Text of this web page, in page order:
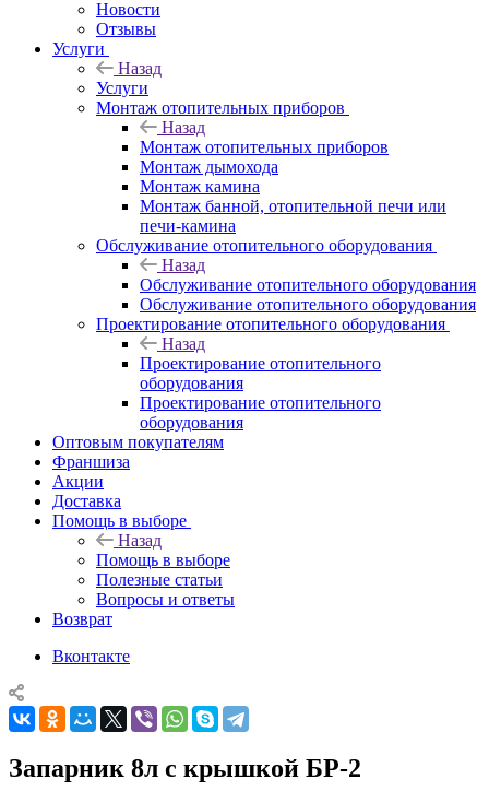
Новости
Отзывы
Услуги
Назад
Услуги
Монтаж отопительных приборов
Назад
Монтаж отопительных приборов
Монтаж дымохода
Монтаж камина
Монтаж банной, отопительной печи или
печи-камина
Обслуживание отопительного оборудования
Назад
Обслуживание отопительного оборудования
Обслуживание отопительного оборудования
Проектирование отопительного оборудования
Назад
Проектирование отопительного
оборудования
Проектирование отопительного
оборудования
Оптовым покупателям
Франшиза
Акции
Доставка
Помощь в выборе
Назад
Помощь в выборе
Полезные статьи
Вопросы и ответы
Возврат
Вконтакте
Запарник 8л с крышкой БР-2